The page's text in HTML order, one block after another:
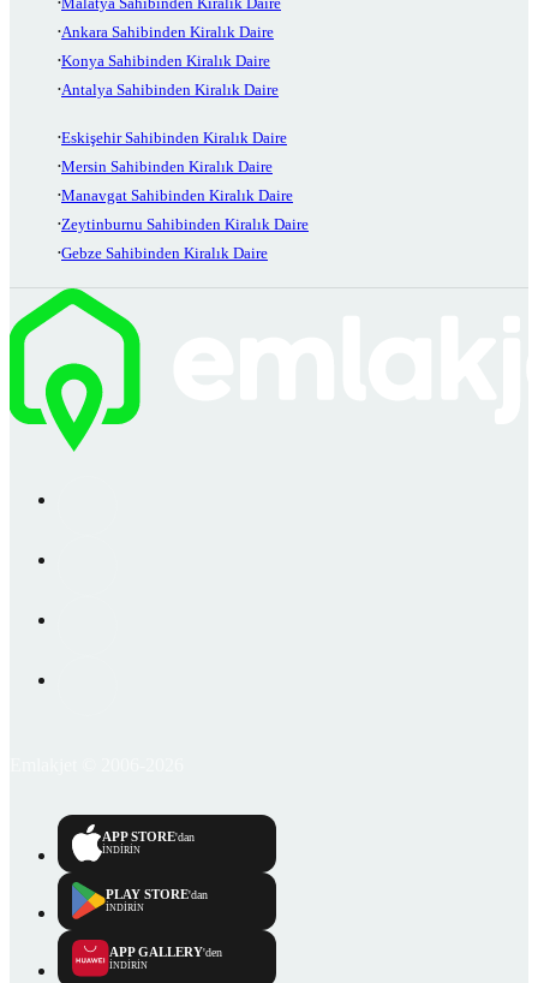
Ankara Sahibinden Kiralık Daire
Konya Sahibinden Kiralık Daire
Antalya Sahibinden Kiralık Daire
Eskişehir Sahibinden Kiralık Daire
Mersin Sahibinden Kiralık Daire
Manavgat Sahibinden Kiralık Daire
Zeytinburnu Sahibinden Kiralık Daire
Gebze Sahibinden Kiralık Daire
APP STORE'dan
İNDİRİN
PLAY STORE'dan
İNDİRİN
APP GALLERY'den
İNDİRİN